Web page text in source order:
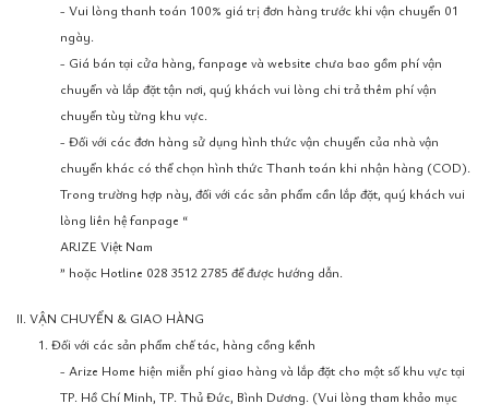
- Vui lòng thanh toán 100% giá trị đơn hàng trước khi vận chuyển 01
ngày.
- Giá bán tại cửa hàng, fanpage và website chưa bao gồm phí vận
chuyển và lắp đặt tận nơi, quý khách vui lòng chi trả thêm phí vận
chuyển tùy từng khu vực.
- Đối với các đơn hàng sử dụng hình thức vận chuyển của nhà vận
chuyển khác có thể chọn hình thức Thanh toán khi nhận hàng (COD).
Trong trường hợp này, đối với các sản phẩm cần lắp đặt, quý khách vui
lòng liên hệ fanpage “
ARIZE Việt Nam
” hoặc Hotline 028 3512 2785 để được hướng dẫn.
II. VẬN CHUYỂN & GIAO HÀNG
1. Đối với các sản phẩm chế tác, hàng cồng kềnh
- Arize Home hiện miễn phí giao hàng và lắp đặt cho một số khu vực tại
TP. Hồ Chí Minh, TP. Thủ Đức, Bình Dương. (Vui lòng tham khảo mục